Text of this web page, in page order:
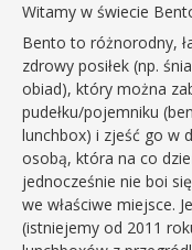
Witamy w świecie
Bento to różnorodny,
zdrowy posiłek (np.
obiad), który można
pudełku/pojemniku
lunchbox) i zjeść go w
osobą, która na co
jednocześnie nie boi
we właściwe miejsce.
(istniejemy od 2011